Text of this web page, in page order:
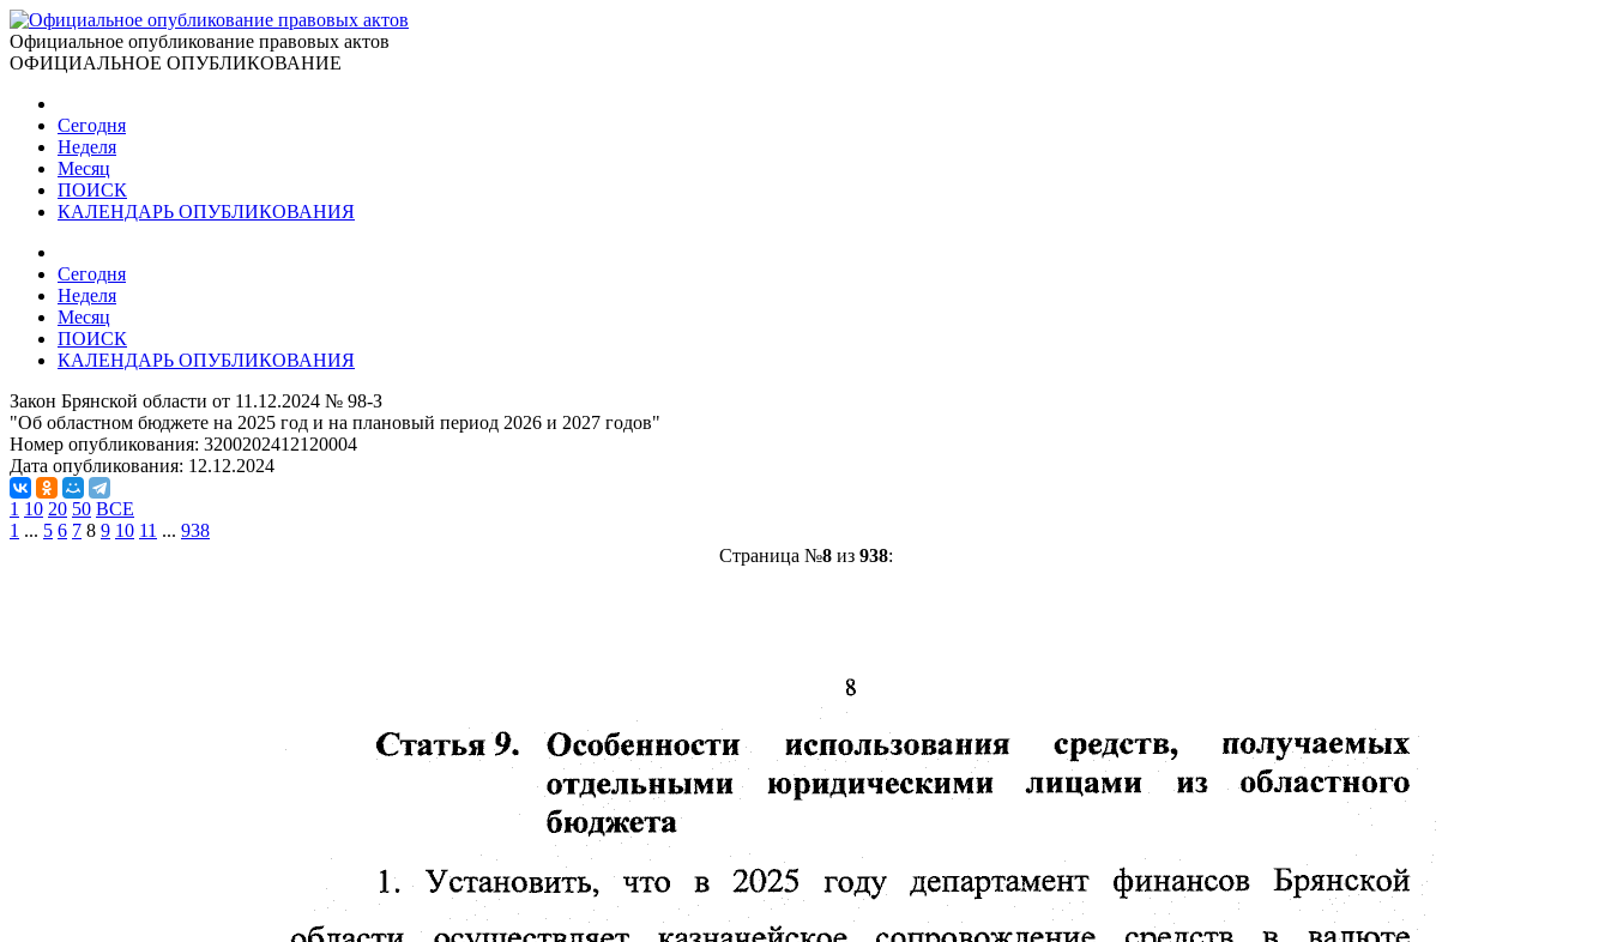
Официальное опубликование правовых актов
ОФИЦИАЛЬНОЕ ОПУБЛИКОВАНИЕ
Сегодня
Неделя
Месяц
ПОИСК
КАЛЕНДАРЬ ОПУБЛИКОВАНИЯ
Сегодня
Неделя
Месяц
ПОИСК
КАЛЕНДАРЬ ОПУБЛИКОВАНИЯ
Закон Брянской области от 11.12.2024 № 98-З
"Об областном бюджете на 2025 год и на плановый период 2026 и 2027 годов"
Номер опубликования: 3200202412120004
Дата опубликования: 12.12.2024
1 10 20 50 ВСЕ
1 ... 5 6 7 8 9 10 11 ... 938
Страница №8из 938: